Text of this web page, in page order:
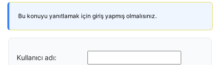
Bu konuyu yanıtlamak için giriş yapmış olmalısınız.
Kullanıcı adı: